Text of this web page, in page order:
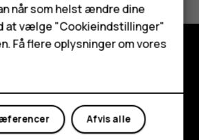
M
når som helst ændre dine
at vælge "Cookieindstillinger"
Få flere oplysninger om vores
Afvis alle